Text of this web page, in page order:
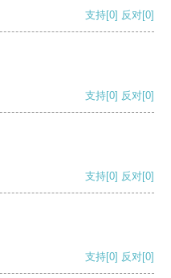
支持[0] 反对[0]
支持[0] 反对[0]
支持[0] 反对[0]
支持[0] 反对[0]